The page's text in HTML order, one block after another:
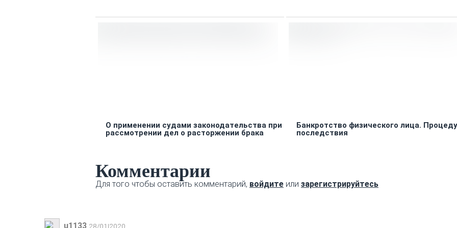
О применении судами законодательства при
рассмотрении дел о расторжении брака
Банкротство физического лица.
последствия
Комментарии
Для того чтобы оставить комментарий, войдите или зарегистрируйтесь
u1133 28/01|2020